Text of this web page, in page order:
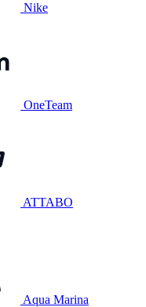
Nike
OneTeam
ATTABO
Aqua Marina